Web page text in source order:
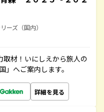
ーズ（国内）
取材！いにしえから旅人の
へご案内します。
詳細を見る